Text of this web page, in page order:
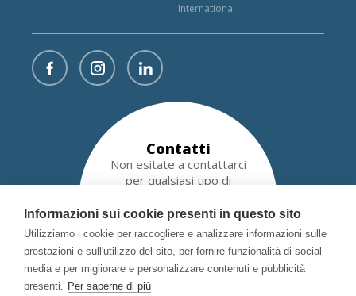
International
Contatti
Non esitate a contattarci
per qualsiasi tipo di
RICHIEDI INFORMAZIONI
Informazioni sui cookie presenti in questo sito
Utilizziamo i cookie per raccogliere e analizzare informazioni sulle
prestazioni e sull'utilizzo del sito, per fornire funzionalità di social
media e per migliorare e personalizzare contenuti e pubblicità
presenti. Per saperne di più